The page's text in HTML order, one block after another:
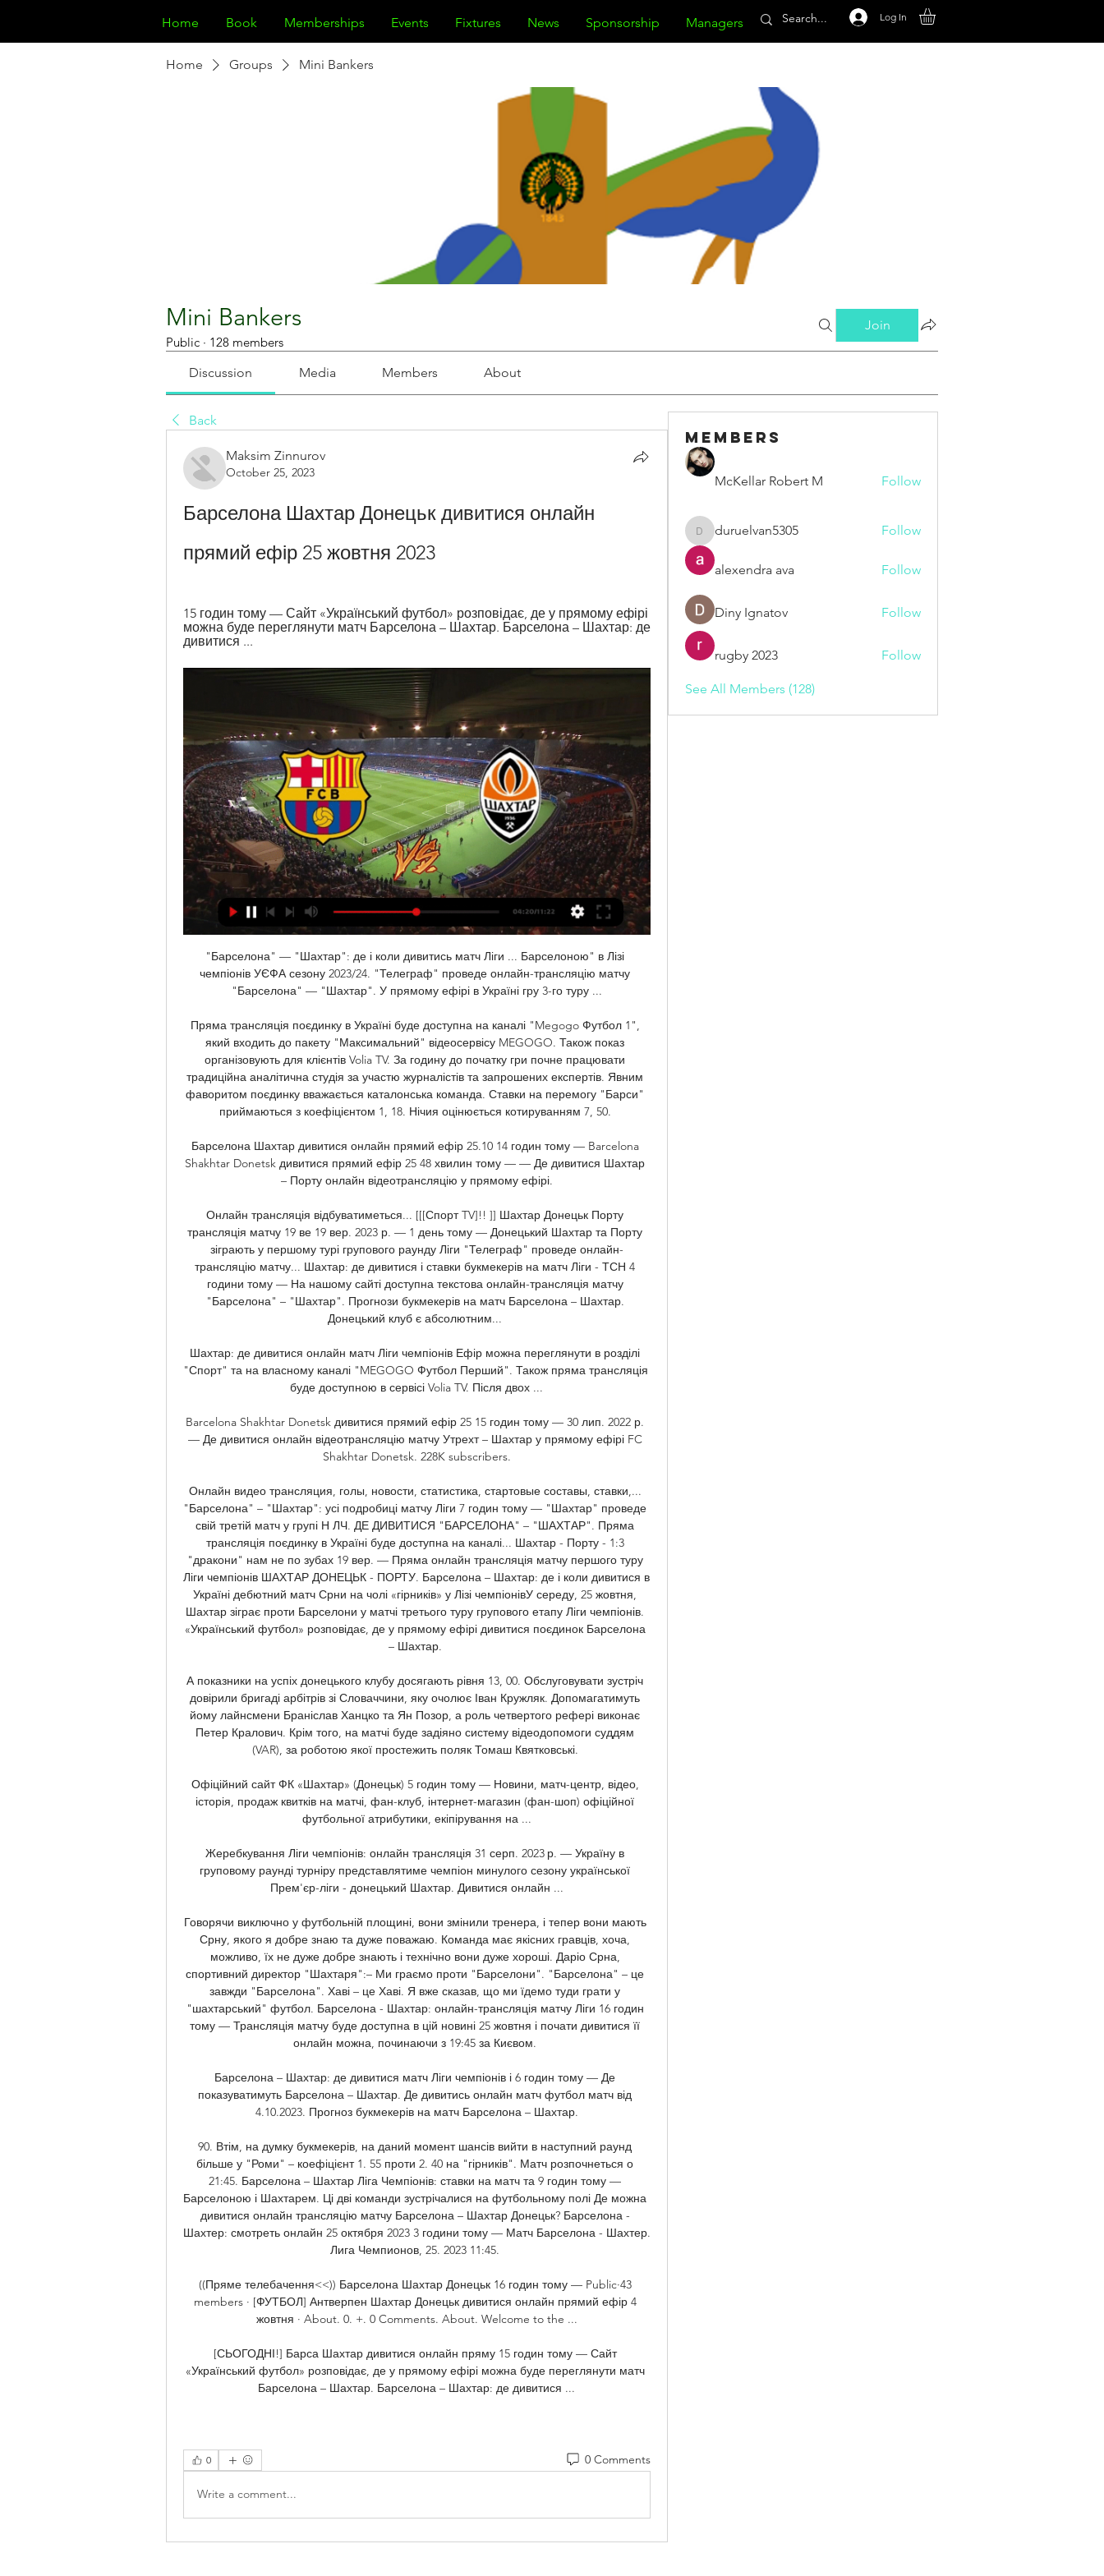
Home Book Memberships Events Fixtures News Sponsorship Managers Log In
Home Groups Mini Bankers
Mini Bankers
Public · 128 members
Join
Discussion Media Members About
Back
Maksim Zinnurov
October 25, 2023
Барселона Шахтар Донецьк дивитися онлайн
прямий ефір 25 жовтня 2023
15 годин тому — Сайт «Український футбол» розповідає, де у прямому ефірі
можна буде переглянути матч Барселона – Шахтар. Барселона – Шахтар: де
дивитися ...
"Барселона" — "Шахтар": де і коли дивитись матч Ліги ... Барселоною" в Лізі
чемпіонів УЄФА сезону 2023/24. "Телеграф" проведе онлайн-трансляцію матчу
"Барселона" — "Шахтар". У прямому ефірі в Україні гру 3-го туру ...
Пряма трансляція поєдинку в Україні буде доступна на каналі "Megogo Футбол 1",
який входить до пакету "Максимальний" відеосервісу MEGOGO. Також показ
організовують для клієнтів Volia TV. За годину до початку гри почне працювати
традиційна аналітична студія за участю журналістів та запрошених експертів. Явним
фаворитом поєдинку вважається каталонська команда. Ставки на перемогу "Барси"
приймаються з коефіцієнтом 1, 18. Нічия оцінюється котируванням 7, 50.
Барселона Шахтар дивитися онлайн прямий ефір 25.10 14 годин тому — Barcelona
Shakhtar Donetsk дивитися прямий ефір 25 48 хвилин тому — — Де дивитися Шахтар
– Порту онлайн відеотрансляцію у прямому ефірі.
Онлайн трансляція відбуватиметься... [[[Спорт TV]!! ]] Шахтар Донецьк Порту
трансляція матчу 19 ве 19 вер. 2023 р. — 1 день тому — Донецький Шахтар та Порту
зіграють у першому турі групового раунду Ліги "Телеграф" проведе онлайн-
трансляцію матчу... Шахтар: де дивитися і ставки букмекерів на матч Ліги - ТСН 4
години тому — На нашому сайті доступна текстова онлайн-трансляція матчу
"Барселона" – "Шахтар". Прогнози букмекерів на матч Барселона – Шахтар.
Донецький клуб є абсолютним...
Шахтар: де дивитися онлайн матч Ліги чемпіонів Ефір можна переглянути в розділі
"Спорт" та на власному каналі "MEGOGO Футбол Перший". Також пряма трансляція
буде доступною в сервісі Volia TV. Після двох ...
Barcelona Shakhtar Donetsk дивитися прямий ефір 25 15 годин тому — 30 лип. 2022 р.
— Де дивитися онлайн відеотрансляцію матчу Утрехт – Шахтар у прямому ефірі FC
Shakhtar Donetsk. 228K subscribers.
Онлайн видео трансляция, голы, новости, статистика, стартовые составы, ставки,...
"Барселона" – "Шахтар": усі подробиці матчу Ліги 7 годин тому — "Шахтар" проведе
свій третій матч у групі Н ЛЧ. ДЕ ДИВИТИСЯ "БАРСЕЛОНА" – "ШАХТАР". Пряма
трансляція поєдинку в Україні буде доступна на каналі... Шахтар - Порту - 1:3
"дракони" нам не по зубах 19 вер. — Пряма онлайн трансляція матчу першого туру
Ліги чемпіонів ШАХТАР ДОНЕЦЬК - ПОРТУ. Барселона – Шахтар: де і коли дивитися в
Україні дебютний матч Срни на чолі «гірників» у Лізі чемпіонівУ середу, 25 жовтня,
Шахтар зіграє проти Барселони у матчі третього туру групового етапу Ліги чемпіонів.
«Український футбол» розповідає, де у прямому ефірі дивитися поєдинок Барселона
– Шахтар.
А показники на успіх донецького клубу досягають рівня 13, 00. Обслуговувати зустріч
довірили бригаді арбітрів зі Словаччини, яку очолює Іван Кружляк. Допомагатимуть
йому лайнсмени Браніслав Ханцко та Ян Позор, а роль четвертого рефері виконає
Петер Кралович. Крім того, на матчі буде задіяно систему відеодопомоги суддям
(VAR), за роботою якої простежить поляк Томаш Квятковські.
Офіційний сайт ФК «Шахтар» (Донецьк) 5 годин тому — Новини, матч-центр, відео,
історія, продаж квитків на матчі, фан-клуб, інтернет-магазин (фан-шоп) офіційної
футбольної атрибутики, екіпірування на ...
Жеребкування Ліги чемпіонів: онлайн трансляція 31 серп. 2023 р. — Україну в
груповому раунді турніру представлятиме чемпіон минулого сезону української
Прем'єр-ліги - донецький Шахтар. Дивитися онлайн ...
Говорячи виключно у футбольній площині, вони змінили тренера, і тепер вони мають
Срну, якого я добре знаю та дуже поважаю. Команда має якісних гравців, хоча,
можливо, їх не дуже добре знають і технічно вони дуже хороші. Даріо Срна,
спортивний директор "Шахтаря":– Ми граємо проти "Барселони". "Барселона" – це
завжди "Барселона". Хаві – це Хаві. Я вже сказав, що ми їдемо туди грати у
"шахтарський" футбол. Барселона - Шахтар: онлайн-трансляція матчу Ліги 16 годин
тому — Трансляція матчу буде доступна в цій новині 25 жовтня і почати дивитися її
онлайн можна, починаючи з 19:45 за Києвом.
Барселона – Шахтар: де дивитися матч Ліги чемпіонів і 6 годин тому — Де
показуватимуть Барселона – Шахтар. Де дивитись онлайн матч футбол матч від
4.10.2023. Прогноз букмекерів на матч Барселона – Шахтар.
90. Втім, на думку букмекерів, на даний момент шансів вийти в наступний раунд
більше у "Роми" – коефіцієнт 1. 55 проти 2. 40 на "гірників". Матч розпочнеться о
21:45. Барселона – Шахтар Ліга Чемпіонів: ставки на матч та 9 годин тому —
Барселоною і Шахтарем. Ці дві команди зустрічалися на футбольному полі Де можна
дивитися онлайн трансляцію матчу Барселона – Шахтар Донецьк? Барселона -
Шахтер: смотреть онлайн 25 октября 2023 3 години тому — Матч Барселона - Шахтер.
Лига Чемпионов, 25. 2023 11:45.
((Пряме телебачення<<)) Барселона Шахтар Донецьк 16 годин тому — Public·43
members · [ФУТБОЛ] Антверпен Шахтар Донецьк дивитися онлайн прямий ефір 4
жовтня · About. 0. +. 0 Comments. About. Welcome to the ...
[СЬОГОДНІ!] Барса Шахтар дивитися онлайн пряму 15 годин тому — Сайт
«Український футбол» розповідає, де у прямому ефірі можна буде переглянути матч
Барселона – Шахтар. Барселона – Шахтар: де дивитися ...
0 0 Comments
Write a comment...
Members
McKellar Robert M Follow
duruelvan5305
duruelvan5305 Follow
alexendra ava Follow
Diny Ignatov Follow
rugby 2023 Follow
See All Members (128)